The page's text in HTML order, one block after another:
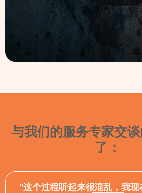
与我们的服务专家交
了：
“这个过程听起来很混乱，我